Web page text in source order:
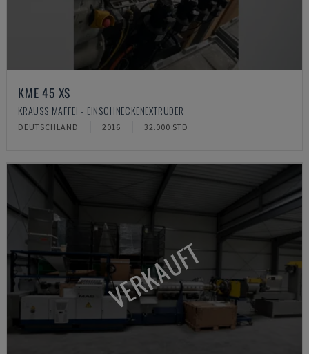
KME 45 XS
KRAUSS MAFFEI - EINSCHNECKENEXTRUDER
DEUTSCHLAND 2016 32.000 STD
VERKAUFT